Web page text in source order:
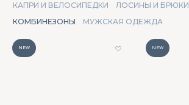
КАПРИ И ВЕЛОСИПЕДКИ
ЛОСИНЫ И БРЮКИ
КОМБИНЕЗОНЫ
МУЖСКАЯ ОДЕЖДА
NEW NEW